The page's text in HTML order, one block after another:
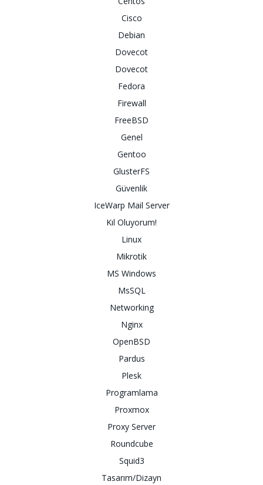
Cisco
Debian
Dovecot
Dovecot
Fedora
Firewall
FreeBSD
Genel
Gentoo
GlusterFS
Güvenlik
IceWarp Mail Server
Kıl Oluyorum!
Linux
Mikrotik
MS Windows
MsSQL
Networking
Nginx
OpenBSD
Pardus
Plesk
Programlama
Proxmox
Proxy Server
Roundcube
Squid3
Tasarım/Dizayn